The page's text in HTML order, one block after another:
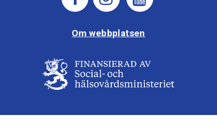
Om webbplatsen